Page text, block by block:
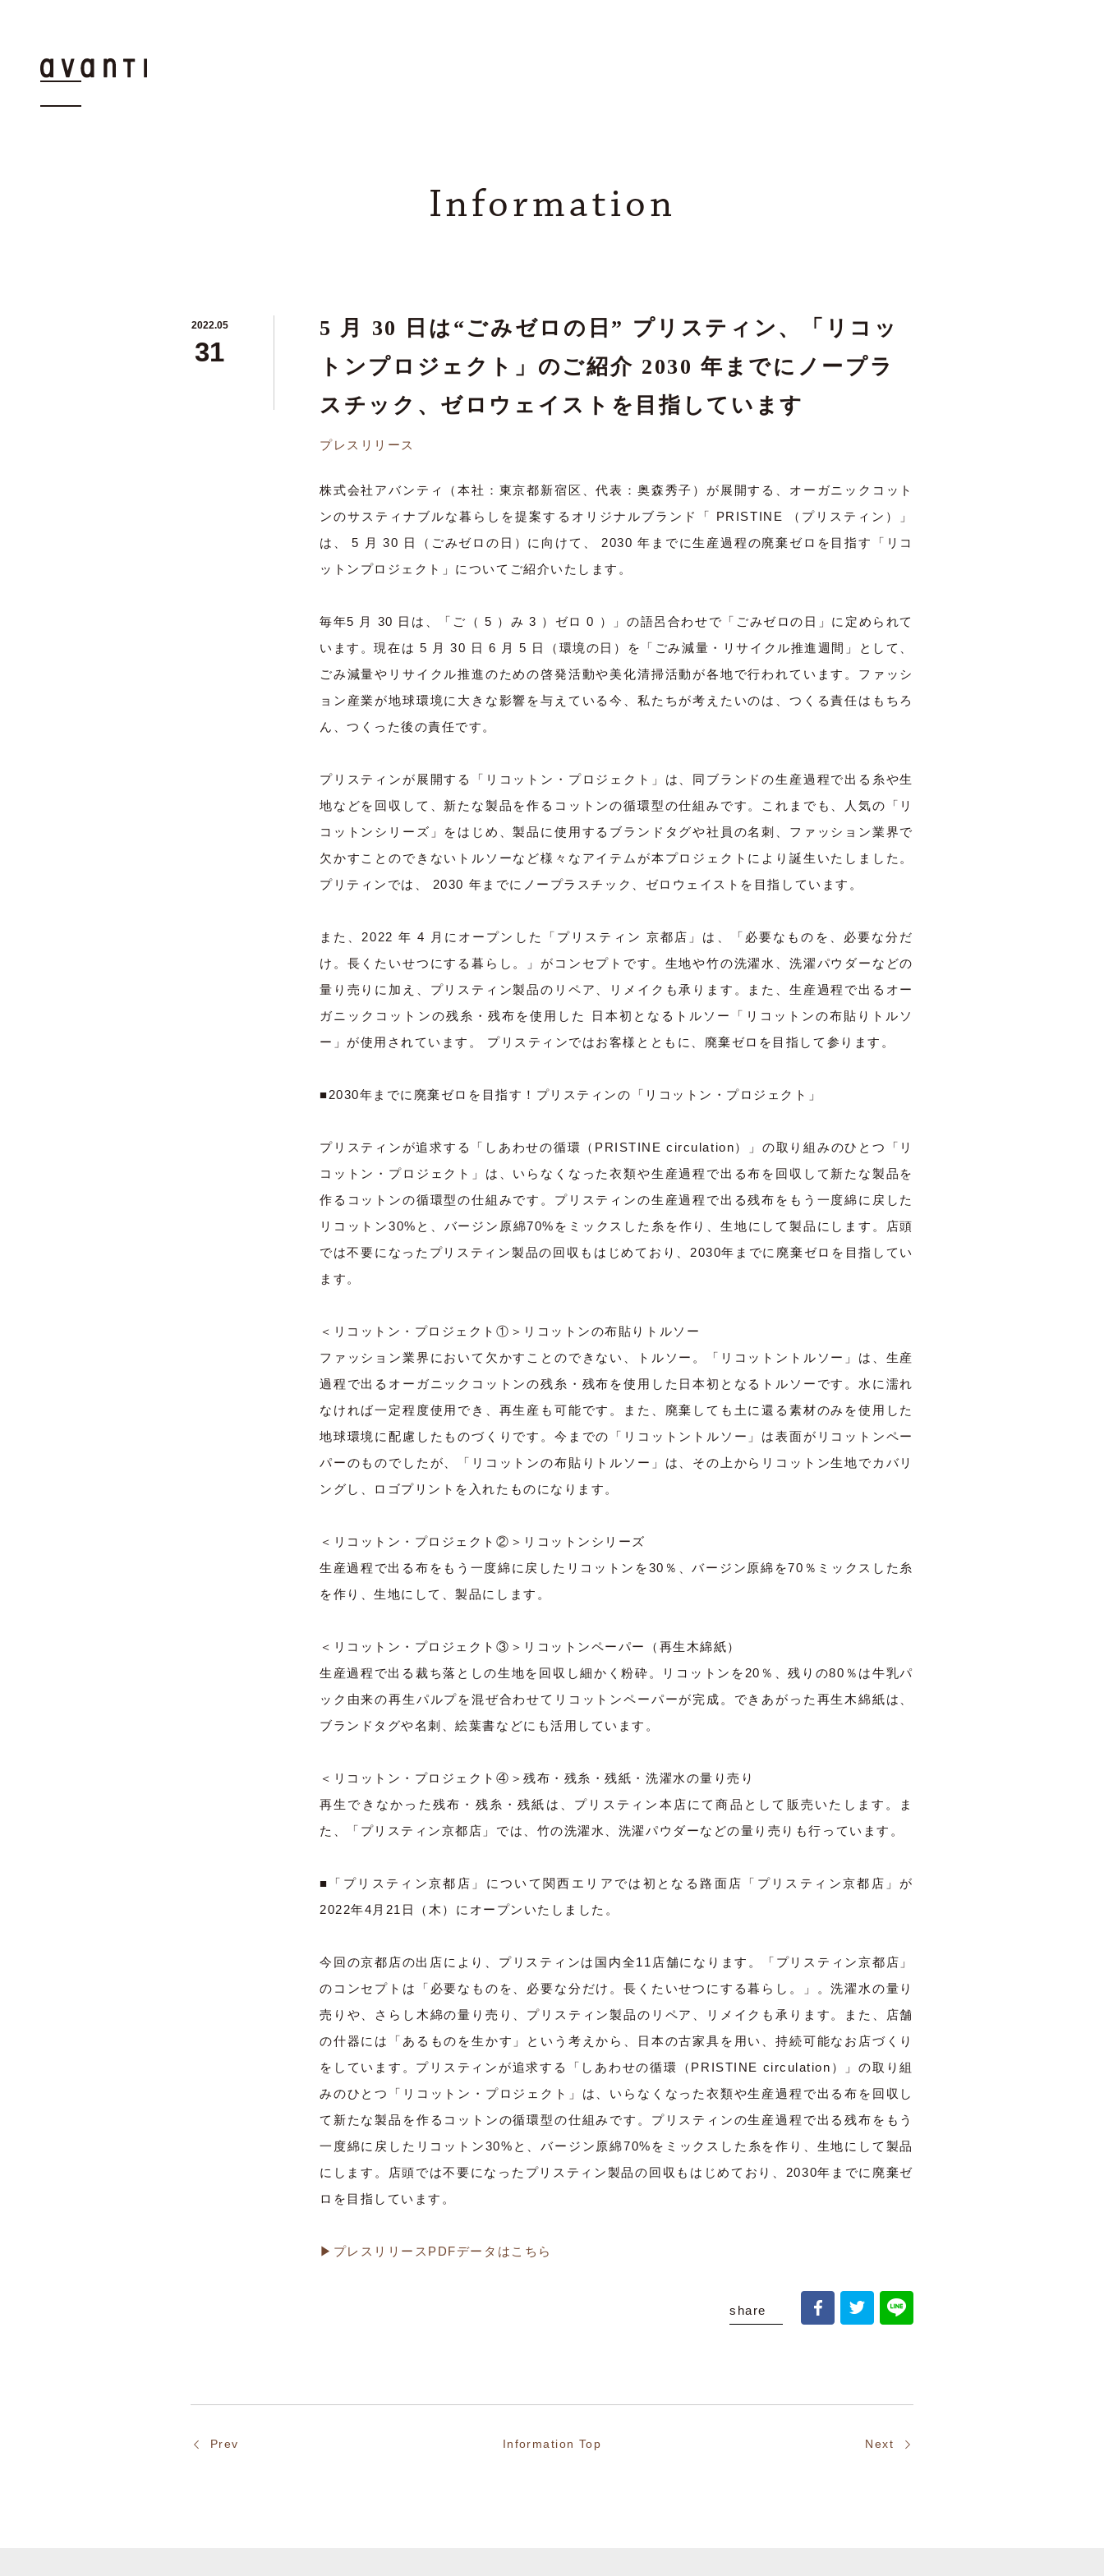
Information
2022.05
31
5 月 30 日は“ごみゼロの日” プリスティン、「リコッ
トンプロジェクト」のご紹介 2030 年までにノープラ
スチック、ゼロウェイストを目指しています
プレスリリース
株式会社アバンティ（本社：東京都新宿区、代表：奥森秀子）が展開する、オーガニックコット
ンのサスティナブルな暮らしを提案するオリジナルブランド「 PRISTINE （プリスティン）」
は、 5 月 30 日（ごみゼロの日）に向けて、 2030 年までに生産過程の廃棄ゼロを目指す「リコ
ットンプロジェクト」についてご紹介いたします。
毎年5 月 30 日は、「ご（ 5 ）み 3 ）ゼロ 0 ）」の語呂合わせで「ごみゼロの日」に定められて
います。現在は 5 月 30 日 6 月 5 日（環境の日）を「ごみ減量・リサイクル推進週間」として、
ごみ減量やリサイクル推進のための啓発活動や美化清掃活動が各地で行われています。ファッシ
ョン産業が地球環境に大きな影響を与えている今、私たちが考えたいのは、つくる責任はもちろ
ん、つくった後の責任です。
プリスティンが展開する「リコットン・プロジェクト」は、同ブランドの生産過程で出る糸や生
地などを回収して、新たな製品を作るコットンの循環型の仕組みです。これまでも、人気の「リ
コットンシリーズ」をはじめ、製品に使用するブランドタグや社員の名刺、ファッション業界で
欠かすことのできないトルソーなど様々なアイテムが本プロジェクトにより誕生いたしました。
プリティンでは、 2030 年までにノープラスチック、ゼロウェイストを目指しています。
また、2022 年 4 月にオープンした「プリスティン 京都店」は、「必要なものを、必要な分だ
け。長くたいせつにする暮らし。」がコンセプトです。生地や竹の洗濯水、洗濯パウダーなどの
量り売りに加え、プリスティン製品のリペア、リメイクも承ります。また、生産過程で出るオー
ガニックコットンの残糸・残布を使用した 日本初となるトルソー「リコットンの布貼りトルソ
ー」が使用されています。 プリスティンではお客様とともに、廃棄ゼロを目指して参ります。
■2030年までに廃棄ゼロを目指す！プリスティンの「リコットン・プロジェクト」
プリスティンが追求する「しあわせの循環（PRISTINE circulation）」の取り組みのひとつ「リ
コットン・プロジェクト」は、いらなくなった衣類や生産過程で出る布を回収して新たな製品を
作るコットンの循環型の仕組みです。プリスティンの生産過程で出る残布をもう一度綿に戻した
リコットン30%と、バージン原綿70%をミックスした糸を作り、生地にして製品にします。店頭
では不要になったプリスティン製品の回収もはじめており、2030年までに廃棄ゼロを目指してい
ます。
＜リコットン・プロジェクト①＞リコットンの布貼りトルソー
ファッション業界において欠かすことのできない、トルソー。「リコットントルソー」は、生産
過程で出るオーガニックコットンの残糸・残布を使用した日本初となるトルソーです。水に濡れ
なければ一定程度使用でき、再生産も可能です。また、廃棄しても土に還る素材のみを使用した
地球環境に配慮したものづくりです。今までの「リコットントルソー」は表面がリコットンペー
パーのものでしたが、「リコットンの布貼りトルソー」は、その上からリコットン生地でカバリ
ングし、ロゴプリントを入れたものになります。
＜リコットン・プロジェクト②＞リコットンシリーズ
生産過程で出る布をもう一度綿に戻したリコットンを30％、バージン原綿を70％ミックスした糸
を作り、生地にして、製品にします。
＜リコットン・プロジェクト③＞リコットンペーパー（再生木綿紙）
生産過程で出る裁ち落としの生地を回収し細かく粉砕。リコットンを20％、残りの80％は牛乳パ
ック由来の再生パルプを混ぜ合わせてリコットンペーパーが完成。できあがった再生木綿紙は、
ブランドタグや名刺、絵葉書などにも活用しています。
＜リコットン・プロジェクト④＞残布・残糸・残紙・洗濯水の量り売り
再生できなかった残布・残糸・残紙は、プリスティン本店にて商品として販売いたします。ま
た、「プリスティン京都店」では、竹の洗濯水、洗濯パウダーなどの量り売りも行っています。
■「プリスティン京都店」について関西エリアでは初となる路面店「プリスティン京都店」が
2022年4月21日（木）にオープンいたしました。
今回の京都店の出店により、プリスティンは国内全11店舗になります。「プリスティン京都店」
のコンセプトは「必要なものを、必要な分だけ。長くたいせつにする暮らし。」。洗濯水の量り
売りや、さらし木綿の量り売り、プリスティン製品のリペア、リメイクも承ります。また、店舗
の什器には「あるものを生かす」という考えから、日本の古家具を用い、持続可能なお店づくり
をしています。プリスティンが追求する「しあわせの循環（PRISTINE circulation）」の取り組
みのひとつ「リコットン・プロジェクト」は、いらなくなった衣類や生産過程で出る布を回収し
て新たな製品を作るコットンの循環型の仕組みです。プリスティンの生産過程で出る残布をもう
一度綿に戻したリコットン30%と、バージン原綿70%をミックスした糸を作り、生地にして製品
にします。店頭では不要になったプリスティン製品の回収もはじめており、2030年までに廃棄ゼ
ロを目指しています。
▶プレスリリースPDFデータはこちら
share
Prev Information Top Next